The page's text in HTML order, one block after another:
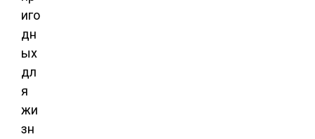
иго
дн
ых
дл
я
жи
зн